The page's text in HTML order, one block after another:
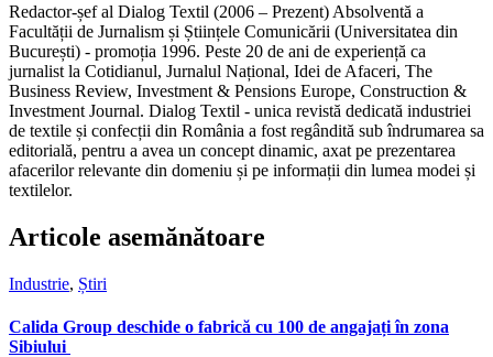
Redactor-șef al Dialog Textil (2006 – Prezent) Absolventă a
Facultății de Jurnalism și Științele Comunicării (Universitatea din
București) - promoția 1996. Peste 20 de ani de experiență ca
jurnalist la Cotidianul, Jurnalul Național, Idei de Afaceri, The
Business Review, Investment & Pensions Europe, Construction &
Investment Journal. Dialog Textil - unica revistă dedicată industriei
de textile și confecții din România a fost regândită sub îndrumarea sa
editorială, pentru a avea un concept dinamic, axat pe prezentarea
afacerilor relevante din domeniu și pe informații din lumea modei și
textilelor.
Articole asemănătoare
Industrie, Știri
Calida Group deschide o fabrică cu 100 de angajați în zona
Sibiului